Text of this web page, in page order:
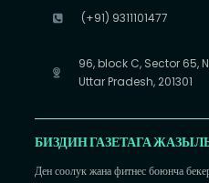
(+91) 9311101477
96, block C, Sector 65,
Uttar Pradesh, 201301
БИЗДИН ГАЗЕТАГА
Ден соолук жана фитнес боюнча